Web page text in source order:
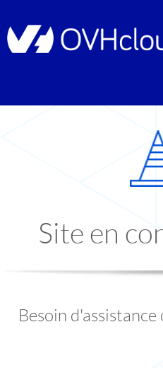
Site en
Besoin